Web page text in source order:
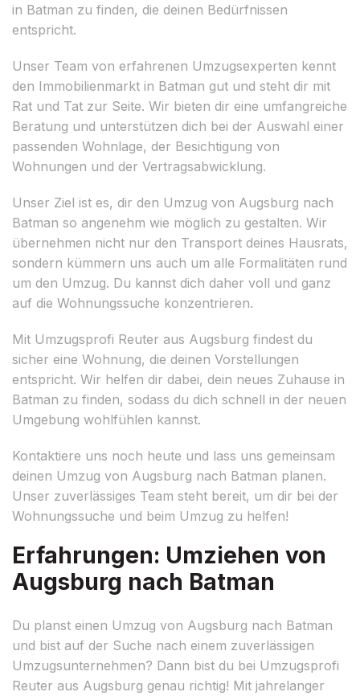
in Batman zu finden, die deinen Bedürfnissen
entspricht.
Unser Team von erfahrenen Umzugsexperten kennt
den Immobilienmarkt in Batman gut und steht dir mit
Rat und Tat zur Seite. Wir bieten dir eine umfangreiche
Beratung und unterstützen dich bei der Auswahl einer
passenden Wohnlage, der Besichtigung von
Wohnungen und der Vertragsabwicklung.
Unser Ziel ist es, dir den Umzug von Augsburg nach
Batman so angenehm wie möglich zu gestalten. Wir
übernehmen nicht nur den Transport deines Hausrats,
sondern kümmern uns auch um alle Formalitäten rund
um den Umzug. Du kannst dich daher voll und ganz
auf die Wohnungssuche konzentrieren.
Mit Umzugsprofi Reuter aus Augsburg findest du
sicher eine Wohnung, die deinen Vorstellungen
entspricht. Wir helfen dir dabei, dein neues Zuhause in
Batman zu finden, sodass du dich schnell in der neuen
Umgebung wohlfühlen kannst.
Kontaktiere uns noch heute und lass uns gemeinsam
deinen Umzug von Augsburg nach Batman planen.
Unser zuverlässiges Team steht bereit, um dir bei der
Wohnungssuche und beim Umzug zu helfen!
Erfahrungen: Umziehen von
Augsburg nach Batman
Du planst einen Umzug von Augsburg nach Batman
und bist auf der Suche nach einem zuverlässigen
Umzugsunternehmen? Dann bist du bei Umzugsprofi
Reuter aus Augsburg genau richtig! Mit jahrelanger